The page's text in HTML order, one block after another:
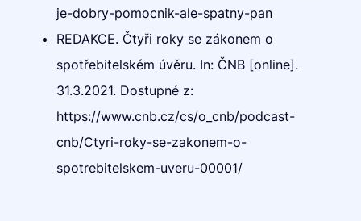
je-dobry-pomocnik-ale-spatny-pan
REDAKCE. Čtyři roky se zákonem o
spotřebitelském úvěru. In: ČNB [online].
31.3.2021. Dostupné z:
https://www.cnb.cz/cs/o_cnb/podcast-
cnb/Ctyri-roky-se-zakonem-o-
spotrebitelskem-uveru-00001/